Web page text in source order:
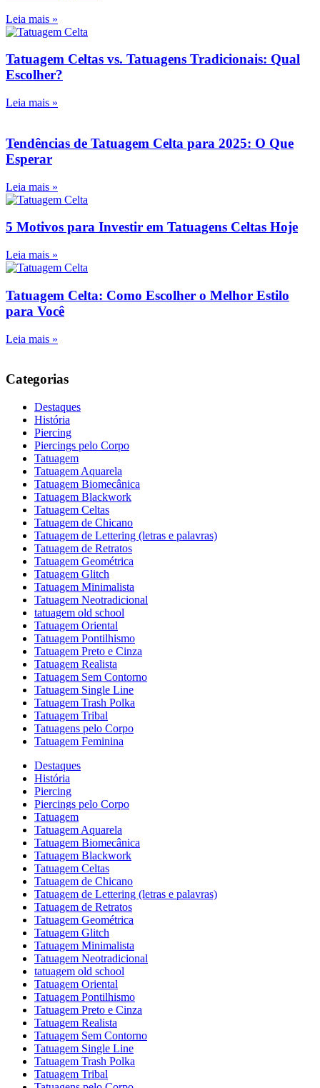
Leia mais »
Tatuagem Celtas vs. Tatuagens Tradicionais: Qual
Escolher?
Leia mais »
Tendências de Tatuagem Celta para 2025: O Que
Esperar
Leia mais »
5 Motivos para Investir em Tatuagens Celtas Hoje
Leia mais »
Tatuagem Celta: Como Escolher o Melhor Estilo
para Você
Leia mais »
Categorias
Destaques
História
Piercing
Piercings pelo Corpo
Tatuagem
Tatuagem Aquarela
Tatuagem Biomecânica
Tatuagem Blackwork
Tatuagem Celtas
Tatuagem de Chicano
Tatuagem de Lettering (letras e palavras)
Tatuagem de Retratos
Tatuagem Geométrica
Tatuagem Glitch
Tatuagem Minimalista
Tatuagem Neotradicional
tatuagem old school
Tatuagem Oriental
Tatuagem Pontilhismo
Tatuagem Preto e Cinza
Tatuagem Realista
Tatuagem Sem Contorno
Tatuagem Single Line
Tatuagem Trash Polka
Tatuagem Tribal
Tatuagens pelo Corpo
Tatuagem Feminina
Destaques
História
Piercing
Piercings pelo Corpo
Tatuagem
Tatuagem Aquarela
Tatuagem Biomecânica
Tatuagem Blackwork
Tatuagem Celtas
Tatuagem de Chicano
Tatuagem de Lettering (letras e palavras)
Tatuagem de Retratos
Tatuagem Geométrica
Tatuagem Glitch
Tatuagem Minimalista
Tatuagem Neotradicional
tatuagem old school
Tatuagem Oriental
Tatuagem Pontilhismo
Tatuagem Preto e Cinza
Tatuagem Realista
Tatuagem Sem Contorno
Tatuagem Single Line
Tatuagem Trash Polka
Tatuagem Tribal